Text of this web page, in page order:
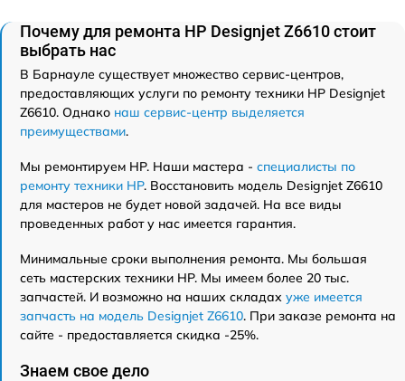
Почему для ремонта HP Designjet Z6610 стоит
выбрать нас
В Барнауле существует множество сервис-центров,
предоставляющих услуги по ремонту техники HP Designjet
Z6610. Однако наш сервис-центр выделяется
преимуществами.
Мы ремонтируем HP. Наши мастера - специалисты по
ремонту техники HP. Восстановить модель Designjet Z6610
для мастеров не будет новой задачей. На все виды
проведенных работ у нас имеется гарантия.
Минимальные сроки выполнения ремонта. Мы большая
сеть мастерских техники HP. Мы имеем более 20 тыс.
запчастей. И возможно на наших складах уже имеется
запчасть на модель Designjet Z6610. При заказе ремонта на
сайте - предоставляется скидка -25%.
Знаем свое дело